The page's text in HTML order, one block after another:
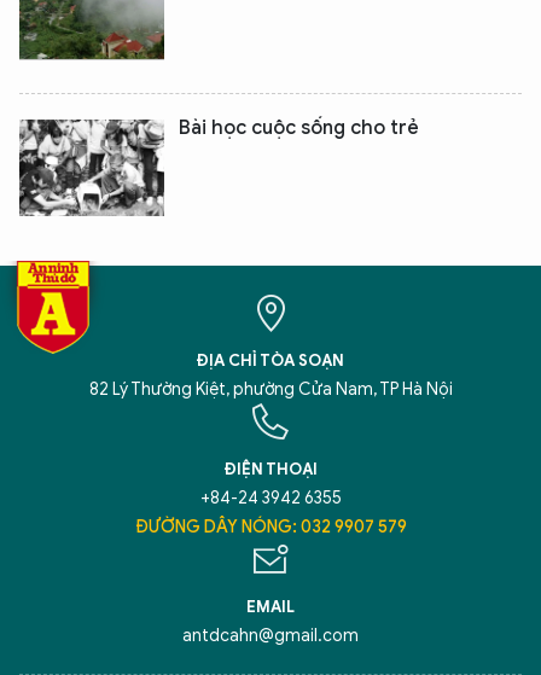
Bài học cuộc sống cho trẻ
ĐỊA CHỈ TÒA SOẠN
82 Lý Thường Kiệt, phường Cửa Nam, TP Hà Nội
ĐIỆN THOẠI
+84-24 3942 6355
ĐƯỜNG DÂY NÓNG: 032 9907 579
EMAIL
antdcahn@gmail.com